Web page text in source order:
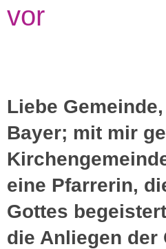
vor
Liebe
Bayer; mit mir
eine Pfarrerin,
Gottes
die Anliegen der